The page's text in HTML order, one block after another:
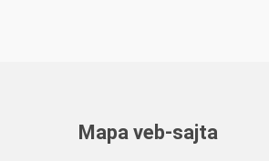
Mapa veb-sajta